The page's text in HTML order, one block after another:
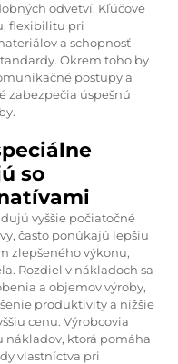
odvetví. Kľúčové
flexibilitu pri
a schopnosť
Okrem toho by
postupy a
zabezpečia úspešnú
so
vyššie počiatočné
často ponúkajú lepšiu
zlepšeného výkonu,
Rozdiel v nákladoch sa
a objemov výroby,
produktivity a nižšie
cenu. Výrobcovia
ktorá pomáha
vlastníctva pri